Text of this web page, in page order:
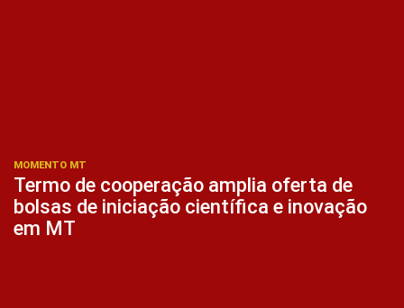
MOMENTO MT
Termo de cooperação amplia oferta de
bolsas de iniciação científica e inovação
em MT